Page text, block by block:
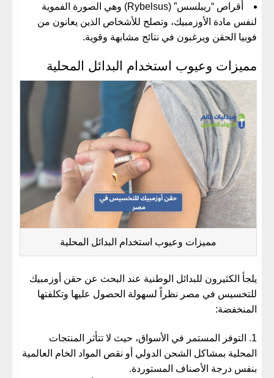
​أقراص “ريبلسس” (Rybelsus) وهي الصورة الفموية
لنفس مادة الأوزمبيك، وتصلح للأشخاص الذين يعانون من
فوبيا الحقن ويرغبون في نتائج مشابهة وقوية.
​مميزات وعيوب استخدام البدائل المحلية
مميزات وعيوب استخدام البدائل المحلية
​يلجأ الكثيرون للبدائل الوطنية عند البحث عن حقن أوزمبيك
للتخسيس في مصر نظراً لسهولة الحصول عليها وتكلفتها
المنخفضة:
​التوفر المستمر في الأسواق، حيث لا تتأثر المنتجات
المحلية بمشاكل الشحن الدولي أو نقص المواد الخام العالمية
بنفس درجة الأصناف المستوردة.